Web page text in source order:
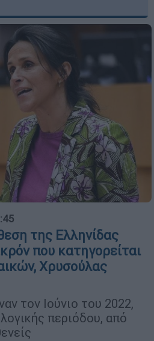
της Ελληνίδας
που κατηγορείται
Χρυσούλας
τον Ιούνιο του 2022,
περιόδου, από